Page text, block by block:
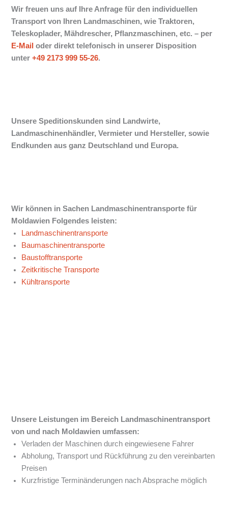
Wir freuen uns auf Ihre Anfrage für den individuellen
Transport von Ihren Landmaschinen, wie Traktoren,
Teleskoplader, Mähdrescher, Pflanzmaschinen, etc. – per
E-Mail oder direkt telefonisch in unserer Disposition
unter+49 2173 999 55-26.
Unsere Speditionskunden sind Landwirte,
Landmaschinenhändler, Vermieter und Hersteller, sowie
Endkunden aus ganz Deutschland und Europa.
Wir können in Sachen Landmaschinentransporte für
Moldawien Folgendes leisten:
Landmaschinentransporte
Baumaschinentransporte
Baustofftransporte
Zeitkritische Transporte
Kühltransporte
Unsere Leistungen im Bereich Landmaschinentransport
von und nach Moldawien umfassen:
Verladen der Maschinen durch eingewiesene Fahrer
Abholung, Transport und Rückführung zu den vereinbarten
Preisen
Kurzfristige Terminänderungen nach Absprache möglich